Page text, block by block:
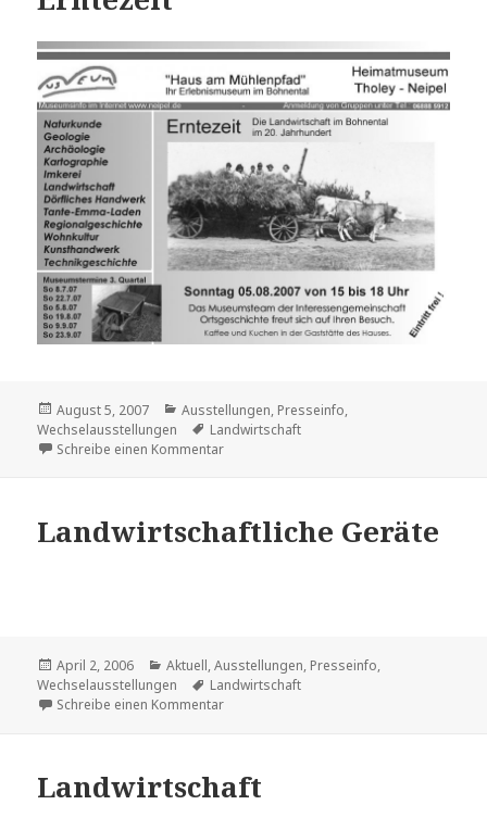
Veröffentlicht
am
August 5, 2007 Kategorien
Ausstellungen Presseinfo
Wechselausstellungen
Schlagwörter
Landwirtschaft
Schreibe einen Kommentarzu Erntezeit
Landwirtschaftliche Geräte
Veröffentlicht
am
April 2, 2006 Kategorien
Aktuell,Ausstellungen, Presseinfo,
Wechselausstellungen
Schlagwörter
Landwirtschaft
Schreibe einen Kommentarzu Landwirtschaftliche Geräte
Landwirtschaft